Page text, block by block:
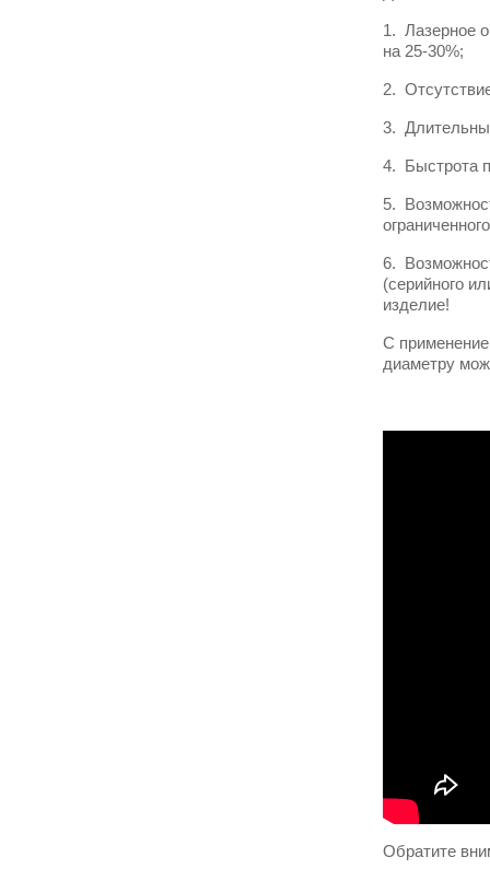
1. Лазерное
на 25-30%;
2.
3.
4. Быстрота
5.
6.
(серийного
изделие!
С
диаметру
Обратите